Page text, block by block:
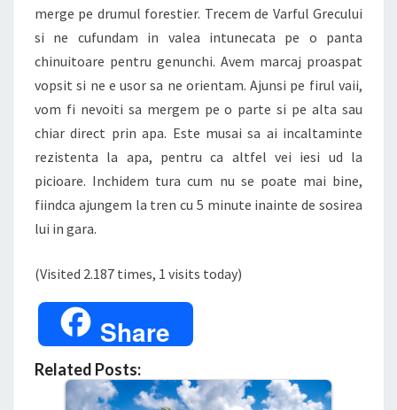
merge pe drumul forestier. Trecem de Varful Grecului
si ne cufundam in valea intunecata pe o panta
chinuitoare pentru genunchi. Avem marcaj proaspat
vopsit si ne e usor sa ne orientam. Ajunsi pe firul vaii,
vom fi nevoiti sa mergem pe o parte si pe alta sau
chiar direct prin apa. Este musai sa ai incaltaminte
rezistenta la apa, pentru ca altfel vei iesi ud la
picioare. Inchidem tura cum nu se poate mai bine,
fiindca ajungem la tren cu 5 minute inainte de sosirea
lui in gara.
(Visited 2.187 times, 1 visits today)
Share
Related Posts: